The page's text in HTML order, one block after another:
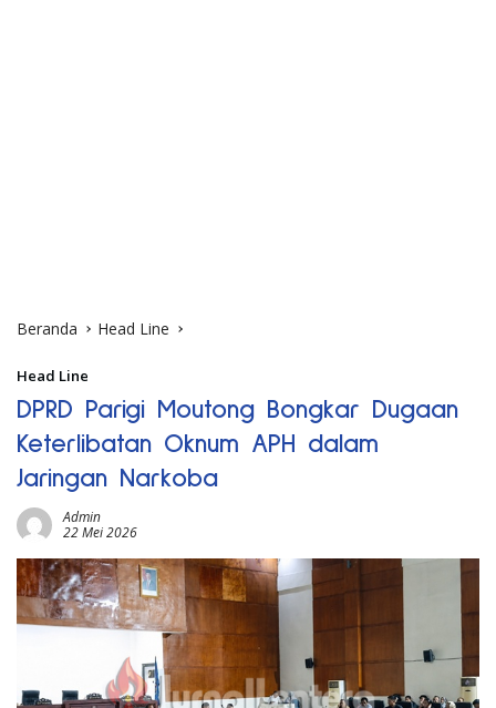
Beranda Head Line
Head Line
DPRD Parigi Moutong Bongkar Dugaan
Keterlibatan Oknum APH dalam
Jaringan Narkoba
Admin
22 Mei 2026